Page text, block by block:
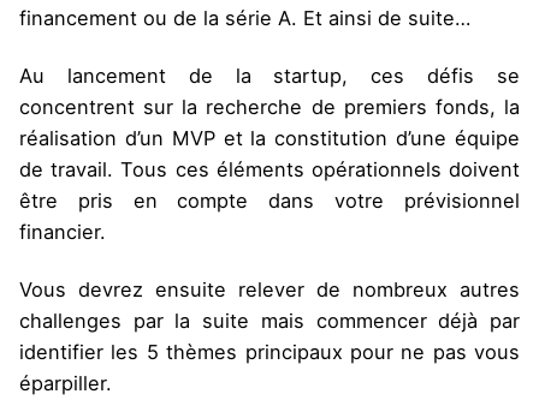
financement ou de la série A. Et ainsi de suite…
Au lancement de la startup, ces défis se
concentrent sur la recherche de premiers fonds, la
réalisation d’un MVP et la constitution d’une équipe
de travail. Tous ces éléments opérationnels doivent
être pris en compte dans votre prévisionnel
financier.
Vous devrez ensuite relever de nombreux autres
challenges par la suite mais commencer déjà par
identifier les 5 thèmes principaux pour ne pas vous
éparpiller.